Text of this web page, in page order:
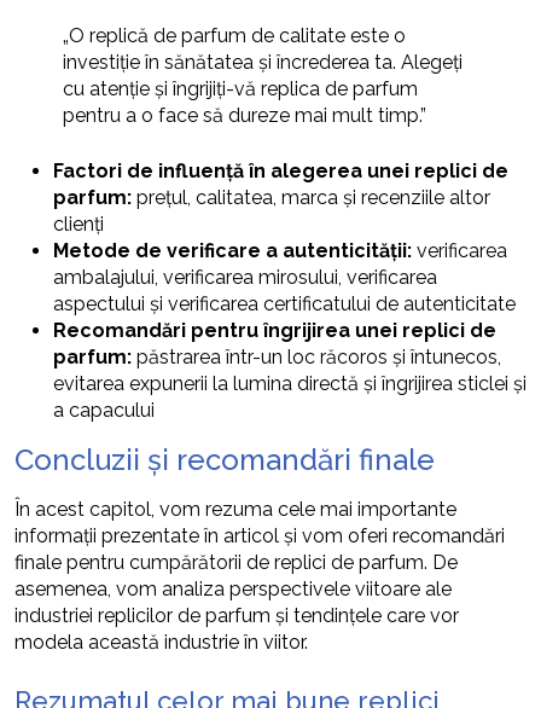
„O replică de parfum de calitate este o
investiție în sănătatea și încrederea ta. Alegeți
cu atenție și îngrijiți-vă replica de parfum
pentru a o face să dureze mai mult timp.”
Factori de influență în alegerea unei replici de
parfum: prețul, calitatea, marca și recenziile altor
clienți
Metode de verificare a autenticității: verificarea
ambalajului, verificarea mirosului, verificarea
aspectului și verificarea certificatului de autenticitate
Recomandări pentru îngrijirea unei replici de
parfum: păstrarea într-un loc răcoros și întunecos,
evitarea expunerii la lumina directă și îngrijirea sticlei și
a capacului
Concluzii și recomandări finale
În acest capitol, vom rezuma cele mai importante
informații prezentate în articol și vom oferi recomandări
finale pentru cumpărătorii de replici de parfum. De
asemenea, vom analiza perspectivele viitoare ale
industriei replicilor de parfum și tendințele care vor
modela această industrie în viitor.
Rezumatul celor mai bune replici